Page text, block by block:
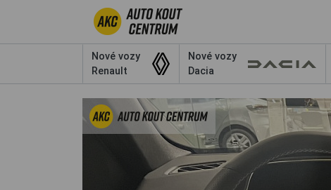
Nové vozy
Renault
Nové vozy
Dacia